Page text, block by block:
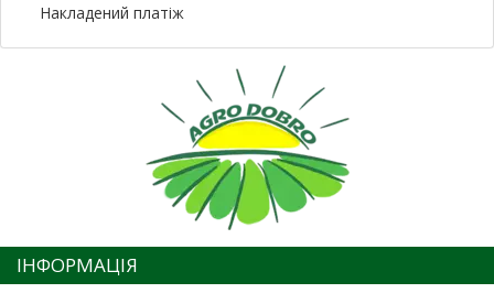
Накладений платіж
ІНФОРМАЦІЯ